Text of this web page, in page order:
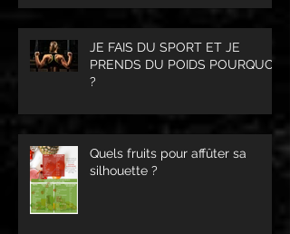
JE FAIS DU SPORT ET JE
PRENDS DU POIDS POURQUOI
?
Quels fruits pour affûter sa
silhouette ?